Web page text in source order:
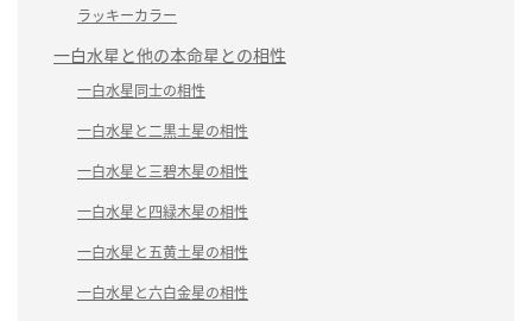
ラッキーカラー
一白水星と他の本命星との相性
一白水星同士の相性
一白水星と二黒土星の相性
一白水星と三碧木星の相性
一白水星と四緑木星の相性
一白水星と五黄土星の相性
一白水星と六白金星の相性